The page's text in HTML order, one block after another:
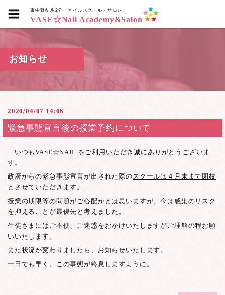
東中野徒歩2分ネイルスクール・サロン
VASE☆Nail Academy&Salon
お知らせ
2020/04/07 14:06
緊急事態宣言後の授業予約について
いつもVASE☆NAIL をご利用いただき誠にありがとうございま
す。
政府からの緊急事態宣言が出された際のスクールは４月末まで閉校
とさせていただきます。
授業の期限等の問題がご心配かとは思いますが、今は感染のリスク
を抑えることが最優先と考えました。
生徒さまにはご不便、ご迷惑をおかけいたしますがご理解の程お願
いいたします。
また状況が変わりましたら、お知らせいたします。
一日でも早く、この事態が終息しますように。